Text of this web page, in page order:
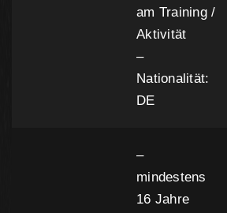
am Training /
Aktivität
–
Nationalität:
DE
–
mindestens
16 Jahre